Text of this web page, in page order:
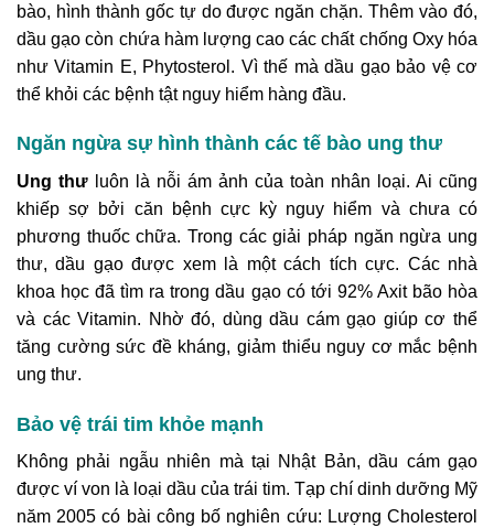
bào, hình thành gốc tự do được ngăn chặn. Thêm vào đó,
dầu gạo còn chứa hàm lượng cao các chất chống Oxy hóa
như Vitamin E, Phytosterol. Vì thế mà dầu gạo bảo vệ cơ
thể khỏi các bệnh tật nguy hiểm hàng đầu.
Ngăn ngừa sự hình thành các tế bào ung thư
Ung thư luôn là nỗi ám ảnh của toàn nhân loại. Ai cũng
khiếp sợ bởi căn bệnh cực kỳ nguy hiểm và chưa có
phương thuốc chữa. Trong các giải pháp ngăn ngừa ung
thư, dầu gạo được xem là một cách tích cực. Các nhà
khoa học đã tìm ra trong dầu gạo có tới 92% Axit bão hòa
và các Vitamin. Nhờ đó, dùng dầu cám gạo giúp cơ thể
tăng cường sức đề kháng, giảm thiểu nguy cơ mắc bệnh
ung thư.
Bảo vệ trái tim khỏe mạnh
Không phải ngẫu nhiên mà tại Nhật Bản, dầu cám gạo
được ví von là loại dầu của trái tim. Tạp chí dinh dưỡng Mỹ
năm 2005 có bài công bố nghiên cứu: Lượng Cholesterol